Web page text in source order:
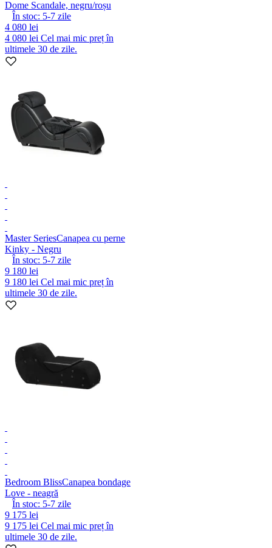
Dome Scandale, negru/roșu
În stoc: 5-7 zile
4 080 lei
4 080 lei Cel mai mic preț în
ultimele 30 de zile.
Master SeriesCanapea cu perne
Kinky - Negru
În stoc: 5-7 zile
9 180 lei
9 180 lei Cel mai mic preț în
ultimele 30 de zile.
Bedroom BlissCanapea bondage
Love - neagră
În stoc: 5-7 zile
9 175 lei
9 175 lei Cel mai mic preț în
ultimele 30 de zile.